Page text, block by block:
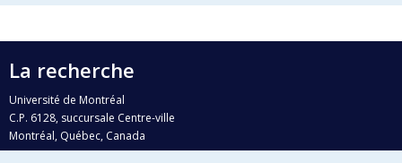
La recherche
Université de Montréal
C.P. 6128, succursale Centre-ville
Montréal, Québec, Canada
H3C 3J7